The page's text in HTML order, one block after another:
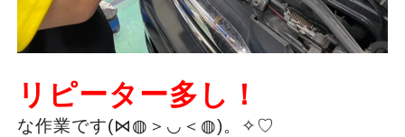
リピーター多し！
な作業です(⋈◍＞◡＜◍)。✧♡